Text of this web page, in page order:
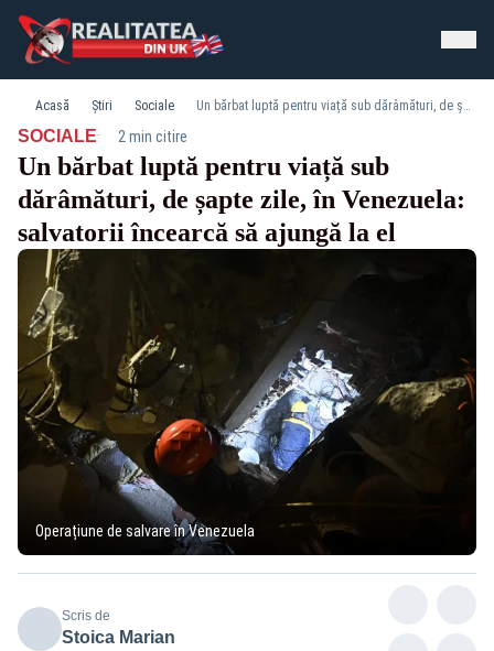
Acasă Știri Sociale Un bărbat luptă pentru viață sub dărâmături, de șapte zile, în Venezuela: salvatorii încearcă să ajungă la el
SOCIALE· 2 min citire
Un bărbat luptă pentru viață sub
dărâmături, de șapte zile, în Venezuela:
salvatorii încearcă să ajungă la el
Operațiune de salvare în Venezuela
Scris de
Stoica Marian